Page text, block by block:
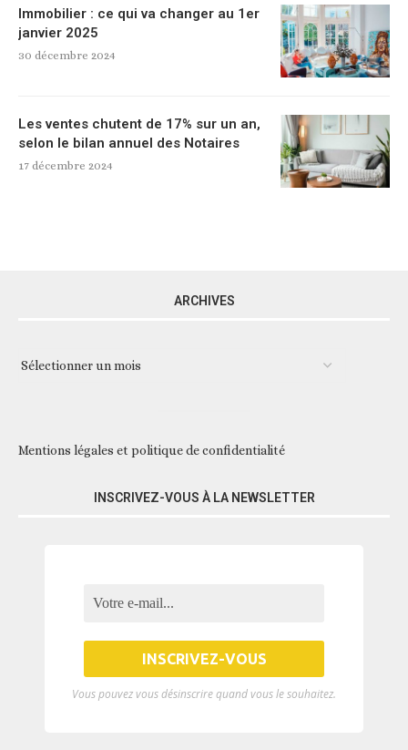
Immobilier : ce qui va changer au 1er
janvier 2025
30 décembre 2024
Les ventes chutent de 17% sur un an,
selon le bilan annuel des Notaires
17 décembre 2024
ARCHIVES
Mentions légales et politique de confidentialité
INSCRIVEZ-VOUS À LA NEWSLETTER
Vous pouvez vous désinscrire quand vous le souhaitez.